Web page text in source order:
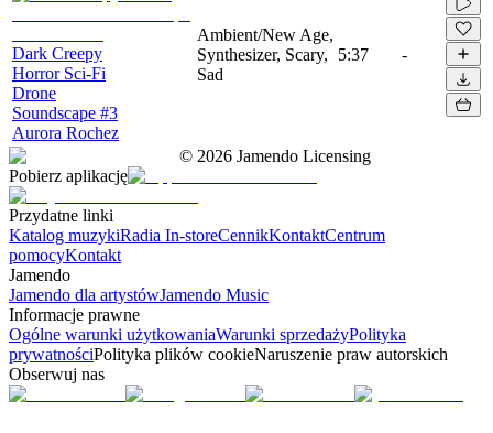
Dark Creepy
Horror Sci-Fi
Drone
Soundscape #3
Aurora Rochez
Ambient/New Age,
Synthesizer, Scary,
Sad
5:37 -
© 2026 Jamendo Licensing
Pobierz aplikację
Przydatne linki
Katalog muzykiRadia In-storeCennikKontaktCentrum
pomocyKontakt
Jamendo
Jamendo dla artystówJamendo Music
Informacje prawne
Ogólne warunki użytkowaniaWarunki sprzedażyPolityka
prywatnościPolityka plików cookieNaruszenie praw autorskich
Obserwuj nas